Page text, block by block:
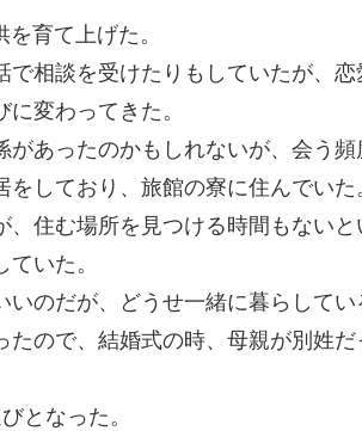
育て上げた。
相談を受けたりもしていたが、恋
変わってきた。
あったのかもしれないが、会う頻
しており、旅館の寮に住んでいた
住む場所を見つける時間もない
いた。
いのだが、どうせ一緒に暮らして
たので、結婚式の時、母親が別姓
となった。